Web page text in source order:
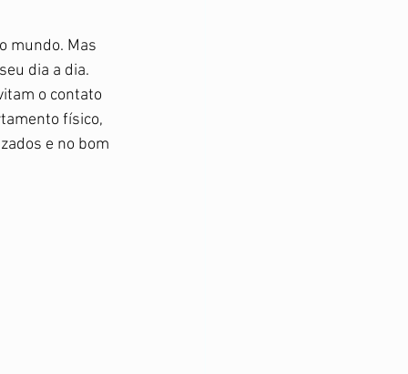
a lactose
mundo. Mas
dia a dia.
o contato
físico,
e no bom